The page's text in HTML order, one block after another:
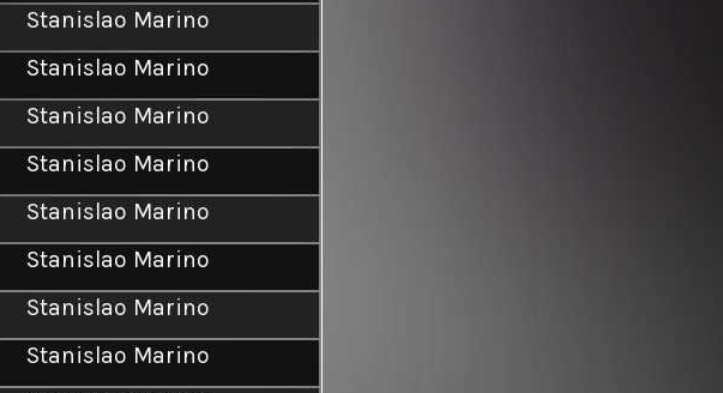
Stanislao Marino
Stanislao Marino
Stanislao Marino
Stanislao Marino
Stanislao Marino
Stanislao Marino
Stanislao Marino
Stanislao Marino